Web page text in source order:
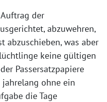
der
abzuwehren,
abzuschieben, was aber
keine gültigen
Passersatzpapiere
ohne ein
die Tage